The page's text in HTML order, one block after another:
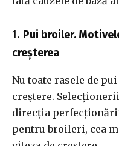
1. Pui broiler.
creșterea
Nu toate rasele de
creștere.
direcția
pentru broileri, cea